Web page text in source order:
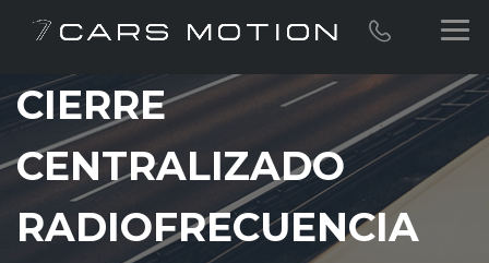
CIERRE
CENTRALIZADO
RADIOFRECUENCIA